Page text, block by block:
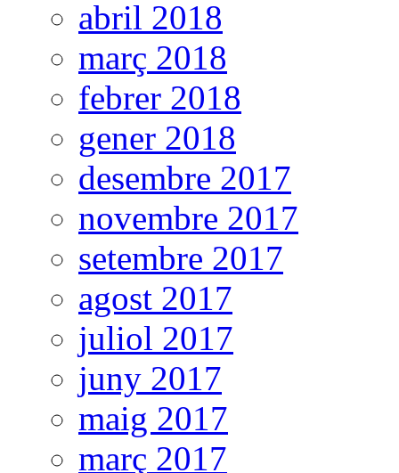
abril 2018
març 2018
febrer 2018
gener 2018
desembre 2017
novembre 2017
setembre 2017
agost 2017
juliol 2017
juny 2017
maig 2017
març 2017